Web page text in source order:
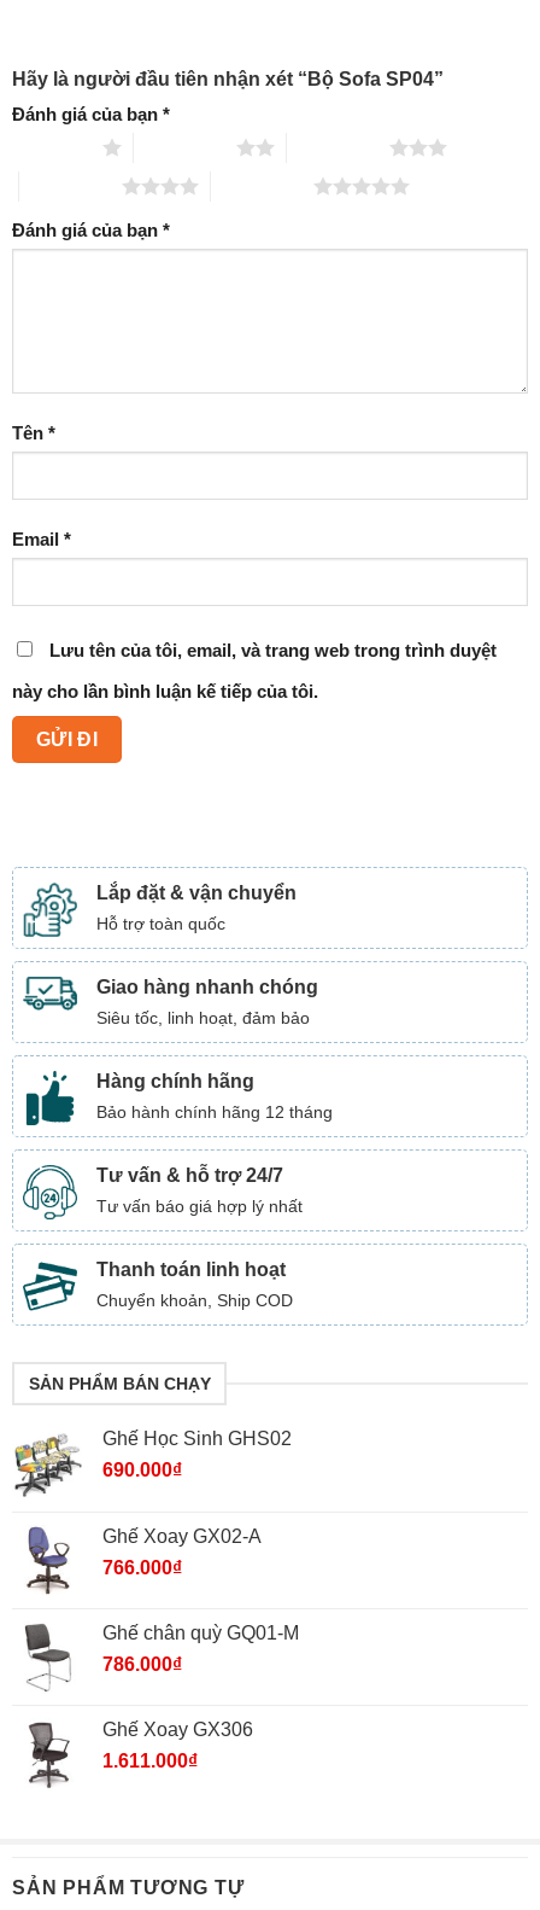
Hãy là người đầu tiên nhận xét “Bộ Sofa SP04”
Đánh giá của bạn *
Đánh giá của bạn *
Tên *
Email *
Lưu tên của tôi, email, và trang web trong trình duyệt
này cho lần bình luận kế tiếp của tôi.
Lắp đặt & vận chuyển
Hỗ trợ toàn quốc
Giao hàng nhanh chóng
Siêu tốc, linh hoạt, đảm bảo
Hàng chính hãng
Bảo hành chính hãng 12 tháng
Tư vấn & hỗ trợ 24/7
Tư vấn báo giá hợp lý nhất
Thanh toán linh hoạt
Chuyển khoản, Ship COD
SẢN PHẨM BÁN CHẠY
Ghế Học Sinh GHS02
690.000₫
Ghế Xoay GX02-A
766.000₫
Ghế chân quỳ GQ01-M
786.000₫
Ghế Xoay GX306
1.611.000₫
SẢN PHẨM TƯƠNG TỰ